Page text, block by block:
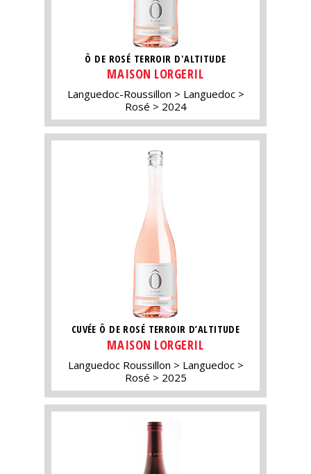
Ô DE ROSÉ TERROIR D'ALTITUDE
MAISON LORGERIL
Languedoc-Roussillon
Languedoc
Rosé
2024
CUVÉE Ô DE ROSÉ TERROIR D’ALTITUDE
MAISON LORGERIL
Languedoc Roussillon
Languedoc
Rosé
2025